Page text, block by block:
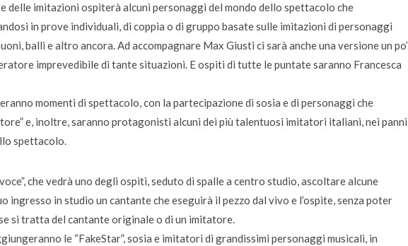
delle imitazioni ospiterà alcuni personaggi del mondo dello spettacolo che
in prove individuali, di coppia o di gruppo basate sulle imitazioni di personaggi
balli e altro ancora. Ad accompagnare Max Giusti ci sarà anche una versione un po’
imprevedibile di tante situazioni. E ospiti di tutte le puntate saranno Francesca
momenti di spettacolo, con la partecipazione di sosia e di personaggi che
e, inoltre, saranno protagonisti alcuni dei più talentuosi imitatori italiani, nei panni
spettacolo.
che vedrà uno degli ospiti, seduto di spalle a centro studio, ascoltare alcune
ingresso in studio un cantante che eseguirà il pezzo dal vivo e l’ospite, senza poter
si tratta del cantante originale o di un imitatore.
le “FakeStar”, sosia e imitatori di grandissimi personaggi musicali, in